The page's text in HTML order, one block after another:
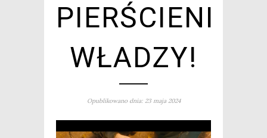
PIERŚCIENI
WŁADZY!
Opublikowano dnia: 23 maja 2024